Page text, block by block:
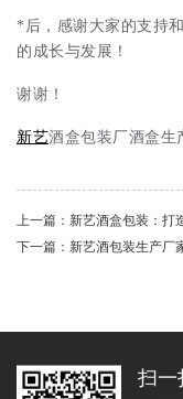
*后，感谢大家的支持
的成长与发展！
谢谢！
新艺酒盒包装厂酒盒生
上一篇：新艺酒盒包装：打
下一篇：新艺酒包装生产厂
扫一